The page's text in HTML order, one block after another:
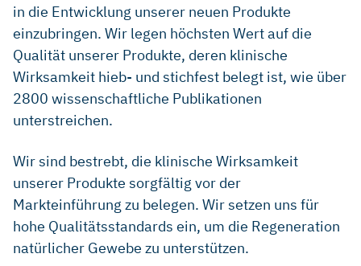
in die Entwicklung unserer neuen Produkte
einzubringen. Wir legen höchsten Wert auf die
Qualität unserer Produkte, deren klinische
Wirksamkeit hieb- und stichfest belegt ist, wie über
2800 wissenschaftliche Publikationen
unterstreichen.
Wir sind bestrebt, die klinische Wirksamkeit
unserer Produkte sorgfältig vor der
Markteinführung zu belegen. Wir setzen uns für
hohe Qualitätsstandards ein, um die Regeneration
natürlicher Gewebe zu unterstützen.